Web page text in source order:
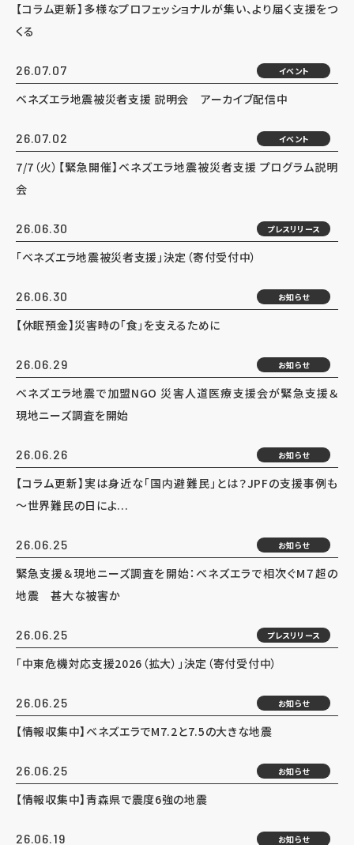
【コラム更新】多様なプロフェッショナルが集い、より届く支援をつ
くる
26.07.07 イベント
ベネズエラ地震被災者支援 説明会 アーカイブ配信中
26.07.02 イベント
7/7（火）【緊急開催】ベネズエラ地震被災者支援 プログラム説明
会
26.06.30 プレスリリース
「ベネズエラ地震被災者支援」決定（寄付受付中）
26.06.30 お知らせ
【休眠預金】災害時の「食」を支えるために
26.06.29 お知らせ
ベネズエラ地震で加盟NGO 災害人道医療支援会が緊急支援＆
現地ニーズ調査を開始
26.06.26 お知らせ
【コラム更新】実は身近な「国内避難民」とは？JPFの支援事例も
～世界難民の日によ...
26.06.25 お知らせ
緊急支援＆現地ニーズ調査を開始：ベネズエラで相次ぐM７超の
地震 甚大な被害か
26.06.25 プレスリリース
「中東危機対応支援2026（拡大）」決定（寄付受付中）
26.06.25 お知らせ
【情報収集中】ベネズエラでM7.2と7.5の大きな地震
26.06.25 お知らせ
【情報収集中】青森県で震度6強の地震
26.06.19 お知らせ